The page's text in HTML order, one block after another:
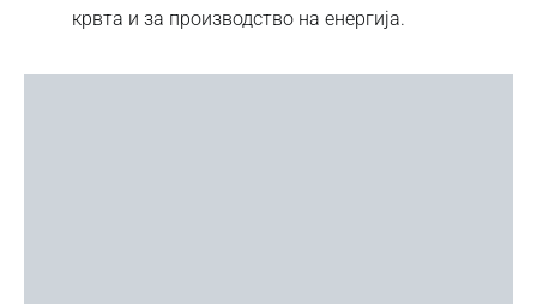
крвта и за производство на енергија.